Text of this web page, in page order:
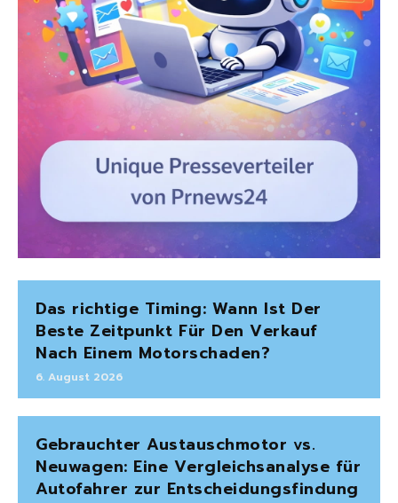
Das richtige Timing: Wann Ist Der
Beste Zeitpunkt Für Den Verkauf
Nach Einem Motorschaden?
6. August 2026
Gebrauchter Austauschmotor vs.
Neuwagen: Eine Vergleichsanalyse für
Autofahrer zur Entscheidungsfindung